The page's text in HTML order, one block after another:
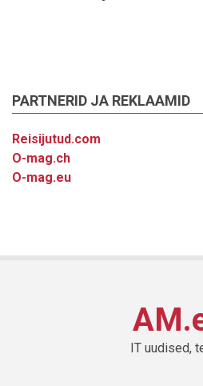
PARTNERID JA REKLAAMID
Reisijutud.com
O-mag.ch
O-mag.eu
IT uudised,